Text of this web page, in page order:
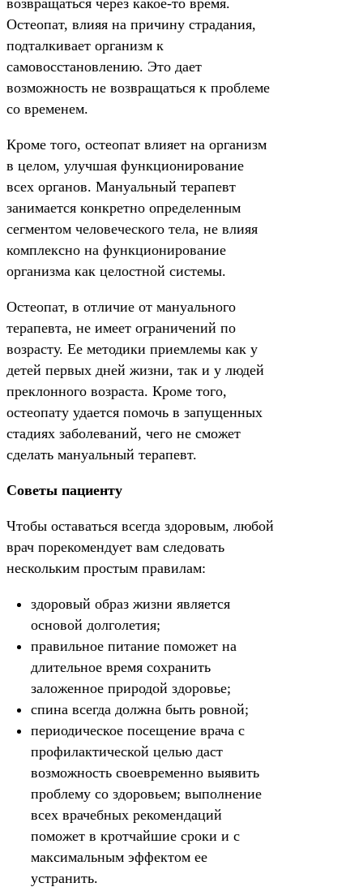
возвращаться через какое-то время.
Остеопат, влияя на причину страдания,
подталкивает организм к
самовосстановлению. Это дает
возможность не возвращаться к проблеме
со временем.
Кроме того, остеопат влияет на организм
в целом, улучшая функционирование
всех органов. Мануальный терапевт
занимается конкретно определенным
сегментом человеческого тела, не влияя
комплексно на функционирование
организма как целостной системы.
Остеопат, в отличие от мануального
терапевта, не имеет ограничений по
возрасту. Ее методики приемлемы как у
детей первых дней жизни, так и у людей
преклонного возраста. Кроме того,
остеопату удается помочь в запущенных
стадиях заболеваний, чего не сможет
сделать мануальный терапевт.
Советы пациенту
Чтобы оставаться всегда здоровым, любой
врач порекомендует вам следовать
нескольким простым правилам:
здоровый образ жизни является
основой долголетия;
правильное питание поможет на
длительное время сохранить
заложенное природой здоровье;
спина всегда должна быть ровной;
периодическое посещение врача с
профилактической целью даст
возможность своевременно выявить
проблему со здоровьем; выполнение
всех врачебных рекомендаций
поможет в кротчайшие сроки и с
максимальным эффектом ее
устранить.